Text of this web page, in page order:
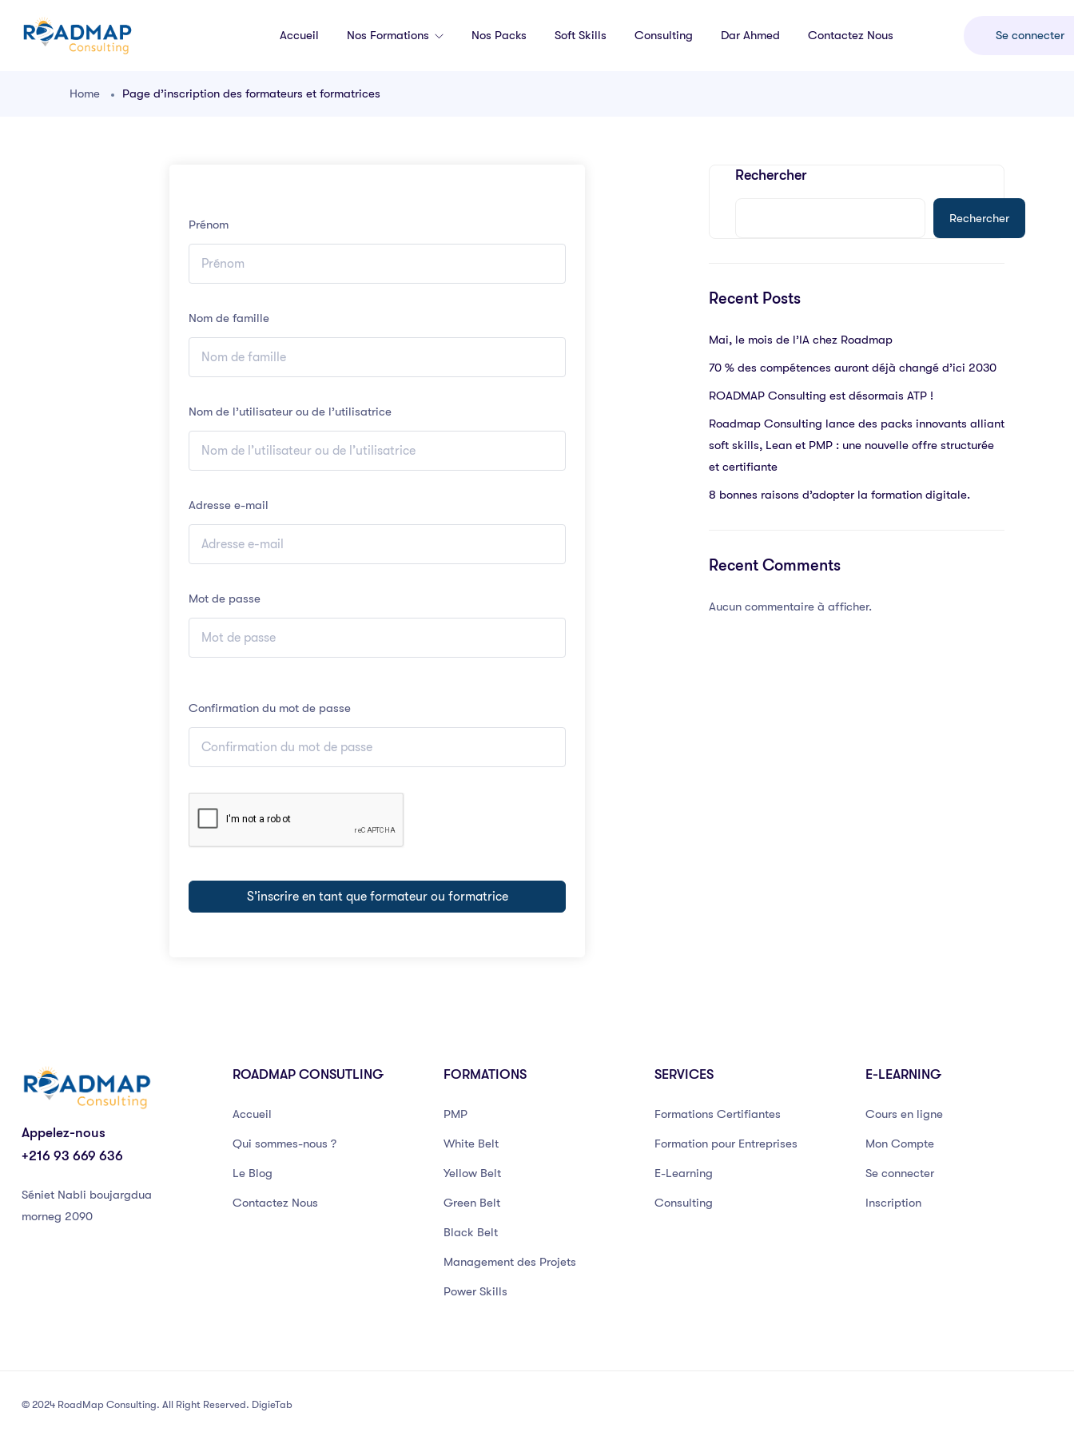
Accueil Nos Formations Nos Packs Soft Skills Consulting Dar Ahmed Contactez Nous Se connecter
Home Page d’inscription des formateurs et formatrices
Prénom
Nom de famille
Nom de l’utilisateur ou de l’utilisatrice
Adresse e-mail
Mot de passe
Confirmation du mot de passe
S’inscrire en tant que formateur ou formatrice
Rechercher
Rechercher
Recent Posts
Mai, le mois de l’IA chez Roadmap
70 % des compétences auront déjà changé d’ici 2030
ROADMAP Consulting est désormais ATP !
Roadmap Consulting lance des packs innovants alliant
soft skills, Lean et PMP : une nouvelle offre structurée
et certifiante
8 bonnes raisons d’adopter la formation digitale.
Recent Comments
Aucun commentaire à afficher.
Appelez-nous
+216 93 669 636
Séniet Nabli boujargdua
morneg 2090
ROADMAP CONSUTLING
Accueil
Qui sommes-nous ?
Le Blog
Contactez Nous
FORMATIONS
PMP
White Belt
Yellow Belt
Green Belt
Black Belt
Management des Projets
Power Skills
SERVICES
Formations Certifiantes
Formation pour Entreprises
E-Learning
Consulting
E-LEARNING
Cours en ligne
Mon Compte
Se connecter
Inscription
© 2024 RoadMap Consulting. All Right Reserved. DigieTab